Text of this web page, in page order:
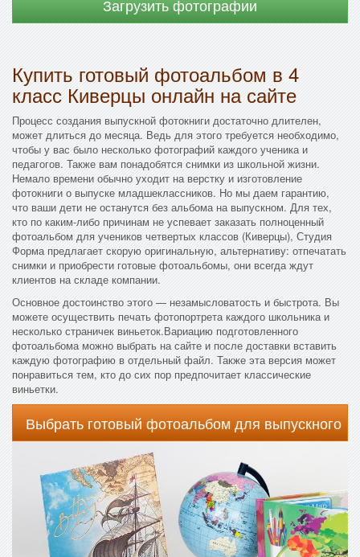
Загрузить фотографии
Купить готовый фотоальбом в 4
класс Киверцы онлайн на сайте
Процесс создания выпускной фотокниги достаточно длителен,
может длиться до месяца. Ведь для этого требуется необходимо,
чтобы у вас было несколько фотографий каждого ученика и
педагогов. Также вам понадобятся снимки из школьной жизни.
Немало времени обычно уходит на верстку и изготовление
фотокниги о выпуске младшеклассников. Но мы даем гарантию,
что ваши дети не останутся без альбома на выпускном. Для тех,
кто по каким-либо причинам не успевает заказать полноценный
фотоальбом для учеников четвертых классов (Киверцы), Студия
Форма предлагает скорую оригинальную, альтернативу: отпечатать
снимки и приобрести готовые фотоальбомы, они всегда ждут
клиентов на складе компании.
Основное достоинство этого — незамысловатость и быстрота. Вы
можете осуществить печать фотопортрета каждого школьника и
несколько страничек виньеток.Вариацию подготовленного
фотоальбома можно выбрать на сайте и после доставки вставить
каждую фотографию в отдельный файл. Также эта версия может
понравиться тем, кто до сих пор предпочитает классические
виньетки.
Выбрать готовый фотоальбом для выпускного